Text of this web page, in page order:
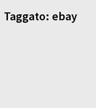
Taggato: ebay